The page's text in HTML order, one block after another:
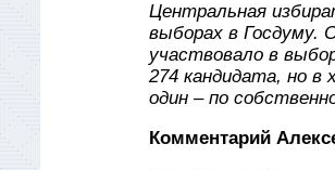
Центральная
выборах в Госдуму.
участвовало в
274 кандидата, но в
один – по
Комментарий